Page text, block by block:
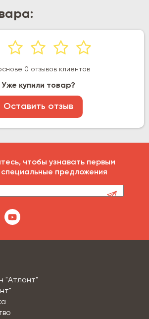
0 отзывов клиентов
Уже купили товар?
Оставить отзыв
чтобы узнавать первым
предложения
"Атлант"